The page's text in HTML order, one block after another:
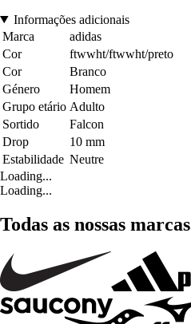
Informações adicionais
Marca
adidas
Cor
ftwwht/ftwwht/preto
Cor
Branco
Género
Homem
Grupo etário Adulto
Sortido
Falcon
Drop
10 mm
Estabilidade Neutre
Loading...
Loading...
Todas as nossas marcas